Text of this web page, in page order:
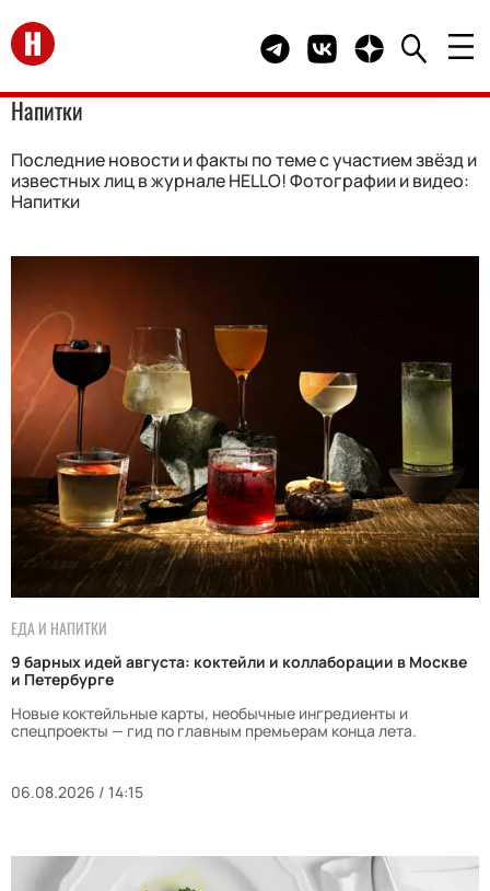
Перейти на главную Telegram канал HELLO
Группа HELLO
Канал HELLO в
Напитки
Последние новости и факты по теме с участием звёзд и
известных лиц в журнале HELLO! Фотографии и видео:
Напитки
ЕДА И НАПИТКИ
9 барных идей августа: коктейли и коллаборации в Москве
и Петербурге
Новые коктейльные карты, необычные ингредиенты и
спецпроекты — гид по главным премьерам конца лета.
06.08.2026 / 14:15